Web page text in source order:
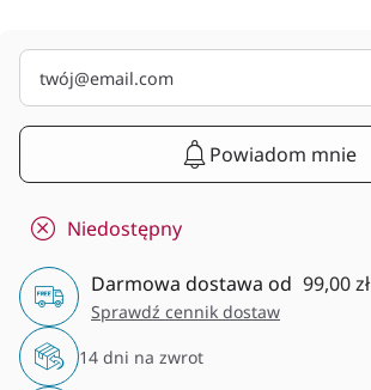
Powiadom mnie
Niedostępny
Darmowa dostawa od 99,00 zł
Sprawdź cennik dostaw
14 dni na zwrot